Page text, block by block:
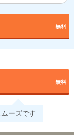
無料
無料
ーズです